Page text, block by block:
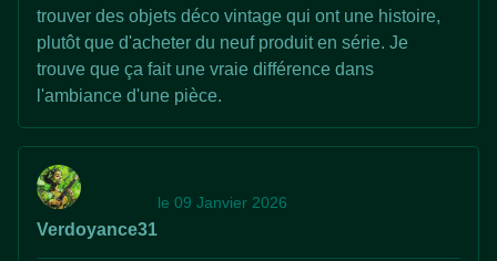
trouver des objets déco vintage qui ont une histoire,
plutôt que d'acheter du neuf produit en série. Je
trouve que ça fait une vraie différence dans
l'ambiance d'une pièce.
Verdoyance31
le 09 Janvier 2026